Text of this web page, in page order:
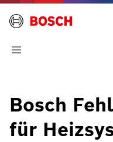
Bosch
für